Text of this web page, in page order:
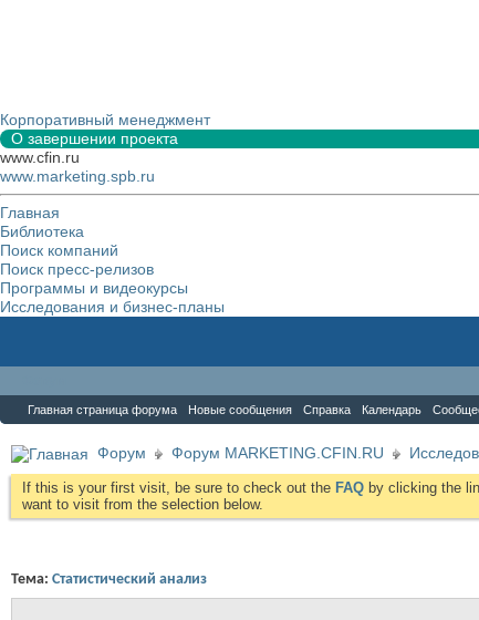
Корпоративный менеджмент
О завершении проекта
www.cfin.ru
www.marketing.spb.ru
Главная
Библиотека
Поиск компаний
Поиск пресс-релизов
Программы и видеокурсы
Исследования и бизнес-планы
Главная страница форума Новые сообщения Справка Календарь
Форум Форум MARKETING.CFIN.RU
If this is your first visit, be sure to check out the FAQ by clicking the
want to visit from the selection below.
Тема: Статистический анализ